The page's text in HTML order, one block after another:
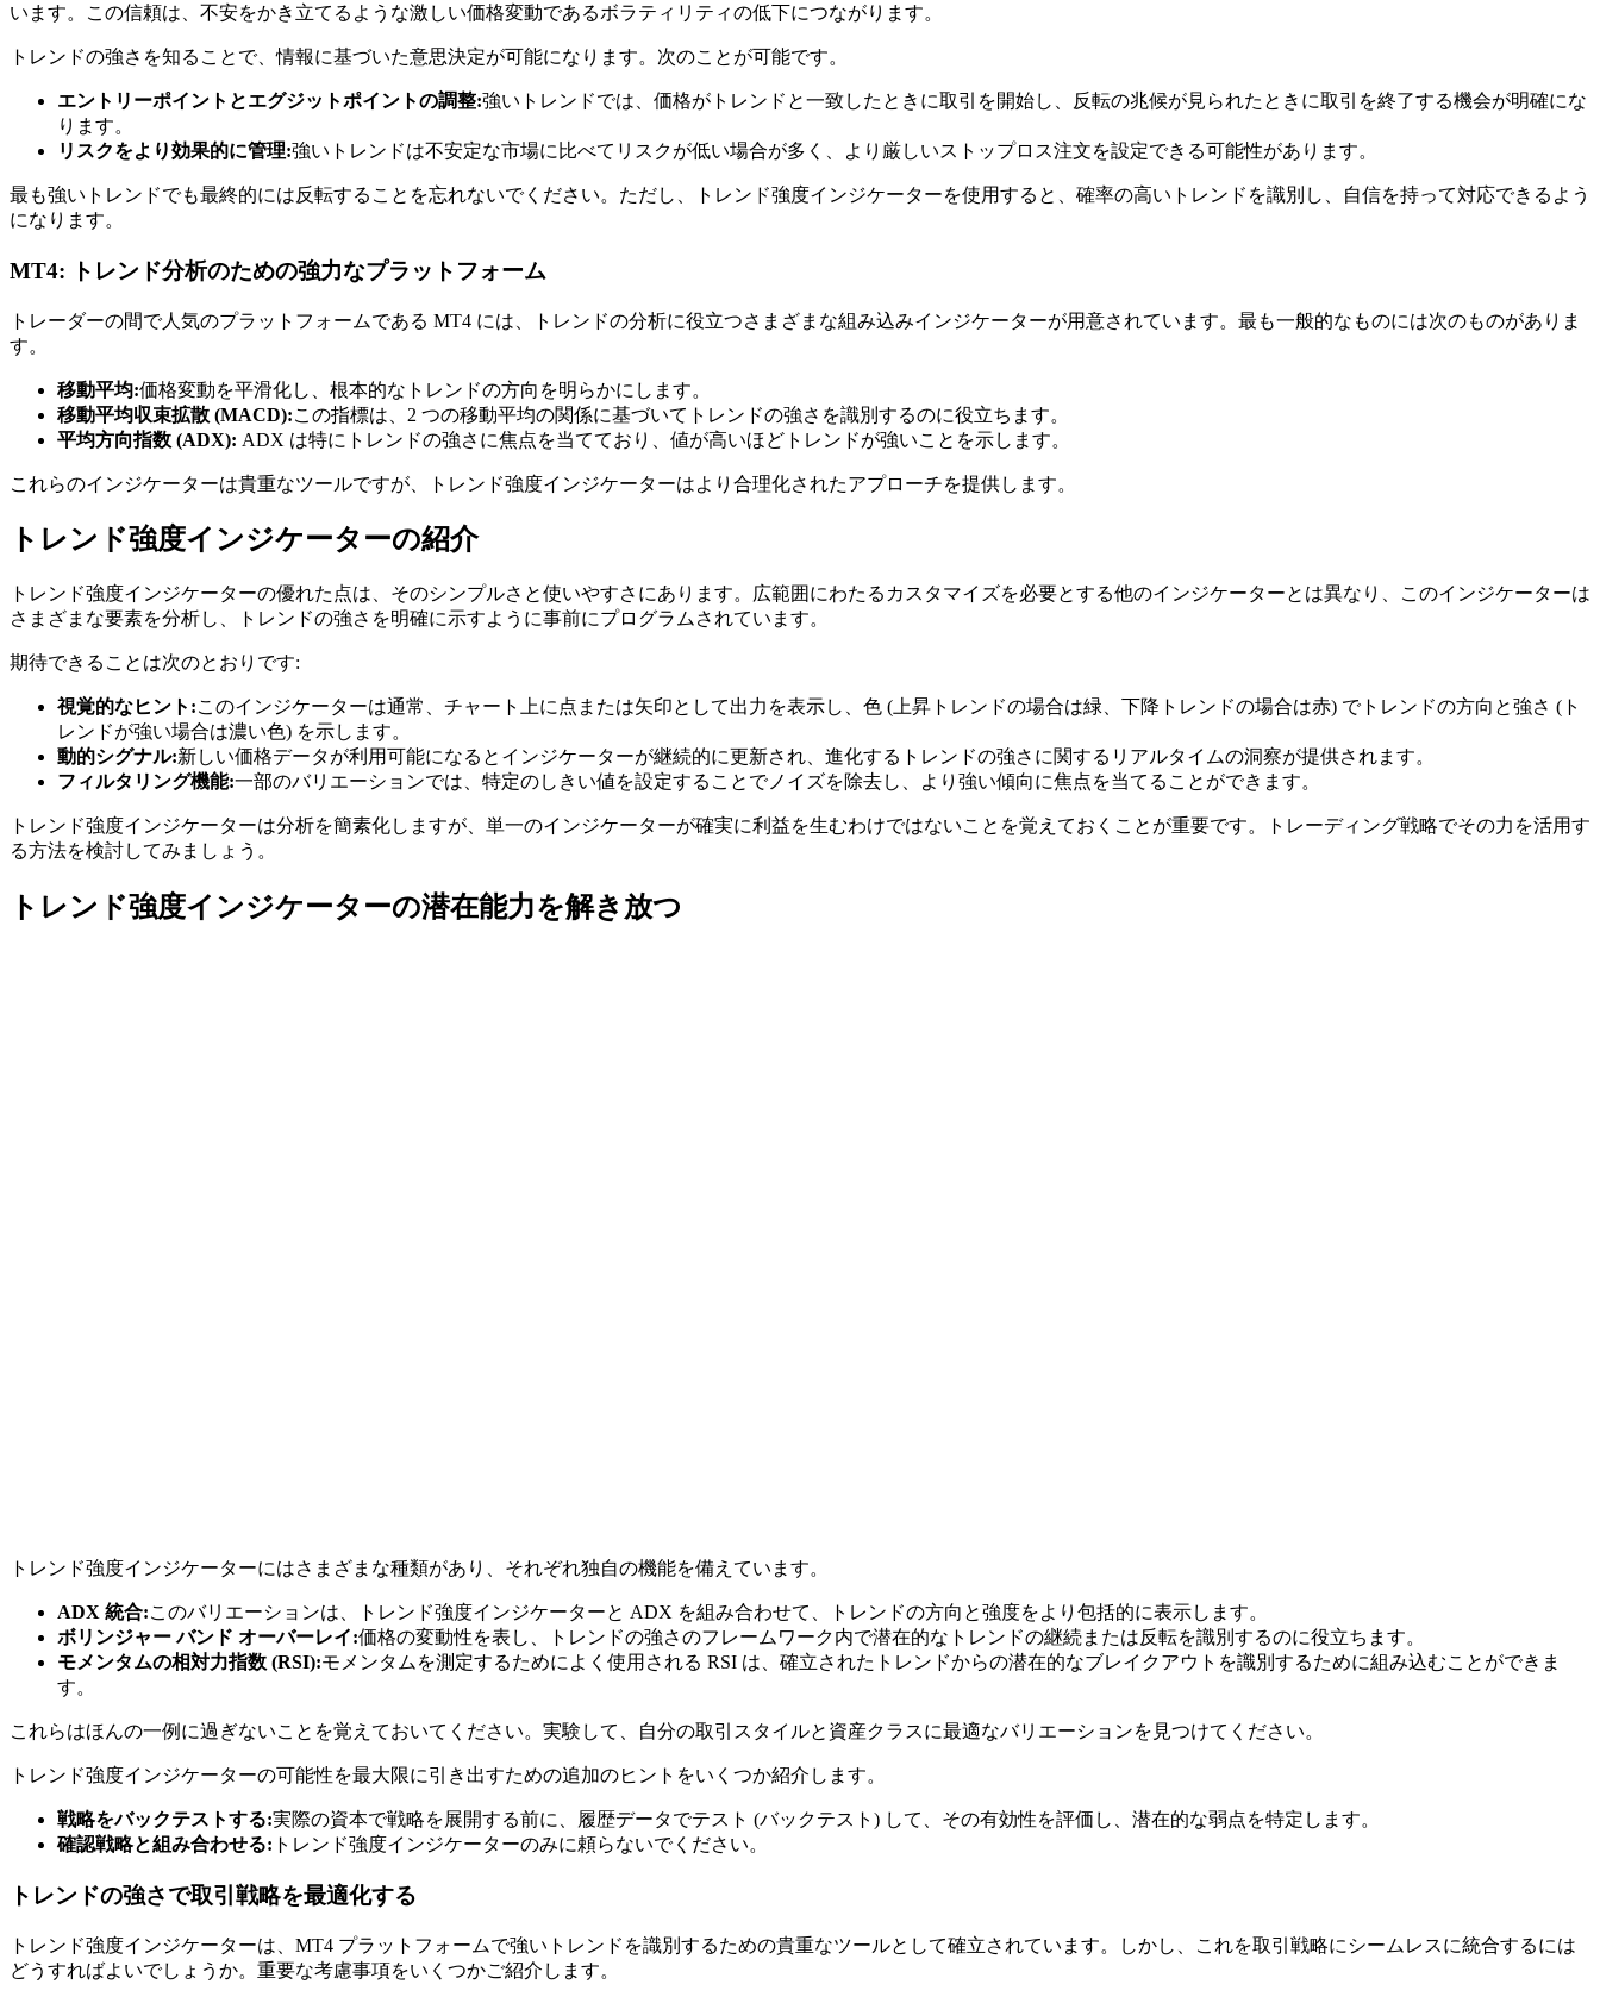
います。この信頼は、不安をかき立てるような激しい価格変動であるボラティリティの低下につながります。
トレンドの強さを知ることで、情報に基づいた意思決定が可能になります。次のことが可能です。
エントリーポイントとエグジットポイントの調整:強いトレンドでは、価格がトレンドと一致したときに取引を開始し、反転の兆候が見られたときに取引を終了する機会が明確にな
ります。
リスクをより効果的に管理:強いトレンドは不安定な市場に比べてリスクが低い場合が多く、より厳しいストップロス注文を設定できる可能性があります。
最も強いトレンドでも最終的には反転することを忘れないでください。ただし、トレンド強度インジケーターを使用すると、確率の高いトレンドを識別し、自信を持って対応できるよう
になります。
MT4: トレンド分析のための強力なプラットフォーム
トレーダーの間で人気のプラットフォームである MT4 には、トレンドの分析に役立つさまざまな組み込みインジケーターが用意されています。最も一般的なものには次のものがありま
す。
移動平均:価格変動を平滑化し、根本的なトレンドの方向を明らかにします。
移動平均収束拡散 (MACD):この指標は、2 つの移動平均の関係に基づいてトレンドの強さを識別するのに役立ちます。
平均方向指数 (ADX): ADX は特にトレンドの強さに焦点を当てており、値が高いほどトレンドが強いことを示します。
これらのインジケーターは貴重なツールですが、トレンド強度インジケーターはより合理化されたアプローチを提供します。
トレンド強度インジケーターの紹介
トレンド強度インジケーターの優れた点は、そのシンプルさと使いやすさにあります。広範囲にわたるカスタマイズを必要とする他のインジケーターとは異なり、このインジケーターは
さまざまな要素を分析し、トレンドの強さを明確に示すように事前にプログラムされています。
期待できることは次のとおりです:
視覚的なヒント:このインジケーターは通常、チャート上に点または矢印として出力を表示し、色 (上昇トレンドの場合は緑、下降トレンドの場合は赤) でトレンドの方向と強さ (ト
レンドが強い場合は濃い色) を示します。
動的シグナル:新しい価格データが利用可能になるとインジケーターが継続的に更新され、進化するトレンドの強さに関するリアルタイムの洞察が提供されます。
フィルタリング機能:一部のバリエーションでは、特定のしきい値を設定することでノイズを除去し、より強い傾向に焦点を当てることができます。
トレンド強度インジケーターは分析を簡素化しますが、単一のインジケーターが確実に利益を生むわけではないことを覚えておくことが重要です。トレーディング戦略でその力を活用す
る方法を検討してみましょう。
トレンド強度インジケーターの潜在能力を解き放つ
トレンド強度インジケーターにはさまざまな種類があり、それぞれ独自の機能を備えています。
ADX 統合:このバリエーションは、トレンド強度インジケーターと ADX を組み合わせて、トレンドの方向と強度をより包括的に表示します。
ボリンジャー バンド オーバーレイ:価格の変動性を表し、トレンドの強さのフレームワーク内で潜在的なトレンドの継続または反転を識別するのに役立ちます。
モメンタムの相対力指数 (RSI):モメンタムを測定するためによく使用される RSI は、確立されたトレンドからの潜在的なブレイクアウトを識別するために組み込むことができま
す。
これらはほんの一例に過ぎないことを覚えておいてください。実験して、自分の取引スタイルと資産クラスに最適なバリエーションを見つけてください。
トレンド強度インジケーターの可能性を最大限に引き出すための追加のヒントをいくつか紹介します。
戦略をバックテストする:実際の資本で戦略を展開する前に、履歴データでテスト (バックテスト) して、その有効性を評価し、潜在的な弱点を特定します。
確認戦略と組み合わせる: トレンド強度インジケーターのみに頼らないでください。
トレンドの強さで取引戦略を最適化する
トレンド強度インジケーターは、MT4 プラットフォームで強いトレンドを識別するための貴重なツールとして確立されています。しかし、これを取引戦略にシームレスに統合するには
どうすればよいでしょうか。重要な考慮事項をいくつかご紹介します。